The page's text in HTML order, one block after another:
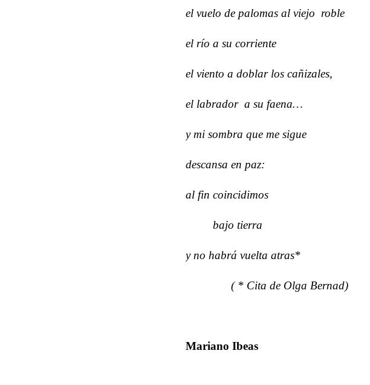
el vuelo de palomas al viejo roble
el río a su corriente
el viento a doblar los cañizales,
el labrador a su faena…
y mi sombra que me sigue
descansa en paz:
al fin coincidimos
bajo tierra
y no habrá vuelta atras*
( * Cita de Olga Bernad)
Mariano Ibeas